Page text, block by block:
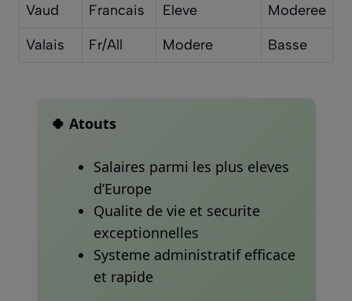
Vaud
Francais Eleve
Moderee
Valais
Fr/All Modere Basse
🍀 Atouts
Salaires parmi les plus eleves
d’Europe
Qualite de vie et securite
exceptionnelles
Systeme administratif efficace
et rapide